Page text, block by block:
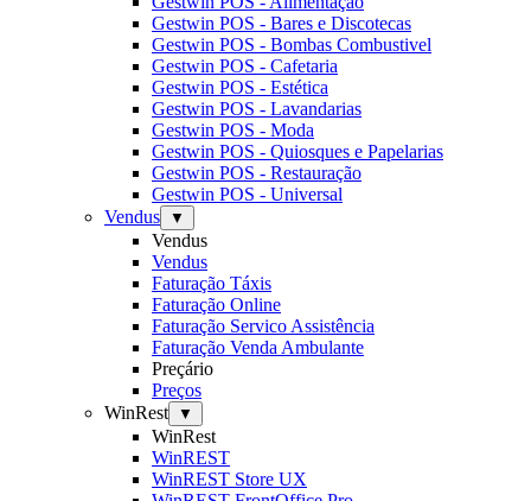
Gestwin POS - Bares e Discotecas
Gestwin POS - Bombas Combustivel
Gestwin POS - Cafetaria
Gestwin POS - Estética
Gestwin POS - Lavandarias
Gestwin POS - Moda
Gestwin POS - Quiosques e Papelarias
Gestwin POS - Restauração
Gestwin POS - Universal
Vendus
▼
Vendus
Vendus
Faturação Táxis
Faturação Online
Faturação Servico Assistência
Faturação Venda Ambulante
Preçário
Preços
WinRest
▼
WinRest
WinREST
WinREST Store UX